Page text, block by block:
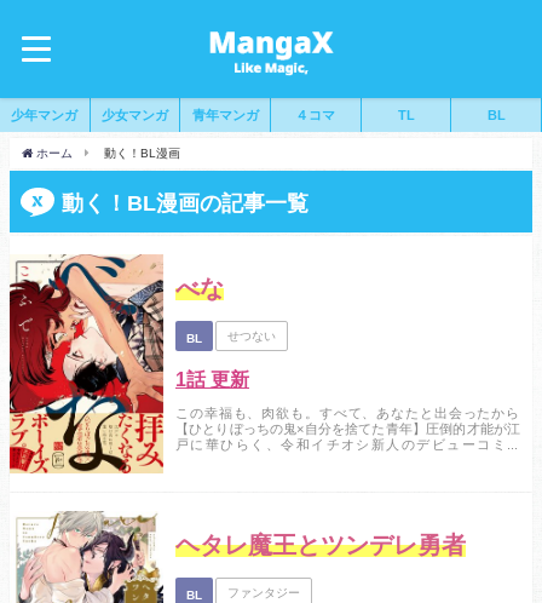
少年マンガ 少女マンガ 青年マンガ ４コマ TL BL
ホーム 動く！BL漫画
動く！BL漫画の記事一覧
べな
BL せつない
1話 更新
この幸福も、肉欲も。すべて、あなたと出会ったから
【ひとりぼっちの鬼×自分を捨てた青年】圧倒的才能が江
戸に華ひらく、令和イチオシ新人のデビューコミッ
「鬼...
ヘタレ魔王とツンデレ勇者
BL ファンタジー